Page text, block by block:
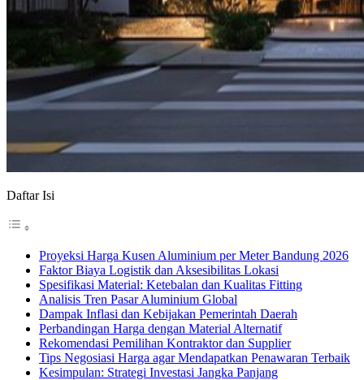
Daftar Isi
Proyeksi Harga Kusen Aluminium per Meter Bandung 2026
Faktor Biaya Logistik dan Aksesibilitas Lokasi
Spesifikasi Material: Ketebalan dan Kualitas Fitting
Analisis Tren Pasar Aluminium Global
Dampak Inflasi dan Kebijakan Pemerintah Daerah
Perbandingan Harga dengan Material Alternatif
Rekomendasi Pemilihan Kontraktor dan Supplier
Tips Negosiasi Harga agar Mendapatkan Penawaran Terbaik
Kesimpulan: Strategi Investasi Jangka Panjang